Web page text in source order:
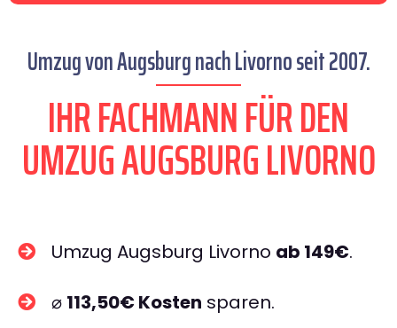
Umzug von Augsburg nach Livorno seit 2007.
IHR FACHMANN FÜR DEN
UMZUG AUGSBURG LIVORNO
Umzug Augsburg Livorno ab 149€.
⌀ 113,50€ Kosten sparen.